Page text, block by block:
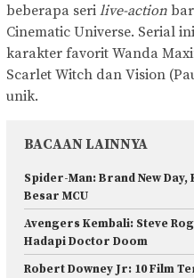
beberapa seri live-action
Cinematic Universe. Serial
karakter favorit Wanda
Scarlet Witch dan Vision
unik.
BACAAN LAINNYA
Spider-Man: Brand New
Besar MCU
Avengers Kembali: Steve
Hadapi Doctor Doom
Robert Downey Jr: 10 Film